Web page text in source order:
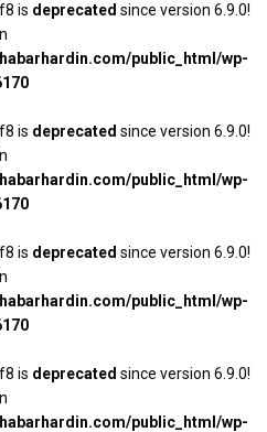
is deprecated since version 6.9.0!
public_html/wp-
is deprecated since version 6.9.0!
public_html/wp-
is deprecated since version 6.9.0!
public_html/wp-
is deprecated since version 6.9.0!
public_html/wp-